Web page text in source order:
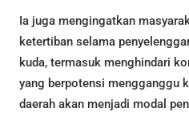
Ia juga mengingatkan
ketertiban selama
kuda, termasuk menghindari
yang berpotensi mengganggu
daerah akan menjadi modal